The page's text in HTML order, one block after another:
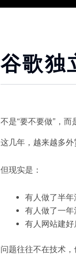
谷歌独
不是“要不要做”，而
这几年，越来越多外
但现实是：
有人做了半年
有人做了一
有人网站建好
问题往往不在技术，